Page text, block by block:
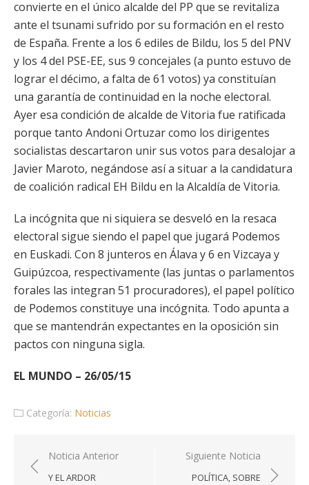
convierte en el único alcalde del PP que se revitaliza
ante el tsunami sufrido por su formación en el resto
de España. Frente a los 6 ediles de Bildu, los 5 del PNV
y los 4 del PSE-EE, sus 9 concejales (a punto estuvo de
lograr el décimo, a falta de 61 votos) ya constituían
una garantía de continuidad en la noche electoral.
Ayer esa condición de alcalde de Vitoria fue ratificada
porque tanto Andoni Ortuzar como los dirigentes
socialistas descartaron unir sus votos para desalojar a
Javier Maroto, negándose así a situar a la candidatura
de coalición radical EH Bildu en la Alcaldía de Vitoria.
La incógnita que ni siquiera se desveló en la resaca
electoral sigue siendo el papel que jugará Podemos
en Euskadi. Con 8 junteros en Álava y 6 en Vizcaya y
Guipúzcoa, respectivamente (las juntas o parlamentos
forales las integran 51 procuradores), el papel político
de Podemos constituye una incógnita. Todo apunta a
que se mantendrán expectantes en la oposición sin
pactos con ninguna sigla.
EL MUNDO – 26/05/15
Categoría: Noticias
Navegación
de
Noticia Anterior
Y EL ARDOR
Siguiente Noticia
POLÍTICA, SOBRE